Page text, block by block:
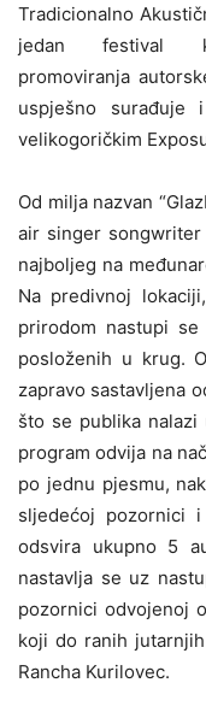
Tradicionalno
jedan festival
promoviranja
uspješno surađuje
velikogoričkim
Od milja nazvan
air singer
najboljeg na
Na predivnoj
prirodom nastupi
posloženih u krug.
zapravo sastavljena
što se publika
program odvija na
po jednu pjesmu,
sljedećoj pozornici
odsvira ukupno 5
nastavlja se uz
pozornici odvojenoj
koji do ranih
Rancha Kurilovec.